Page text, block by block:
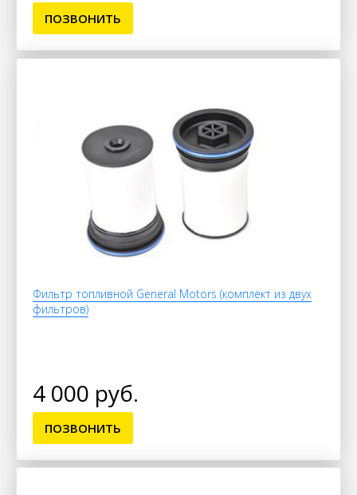
ПОЗВОНИТЬ
Фильтр топливной General Motors (комплект из двух
фильтров)
4 000 руб.
ПОЗВОНИТЬ